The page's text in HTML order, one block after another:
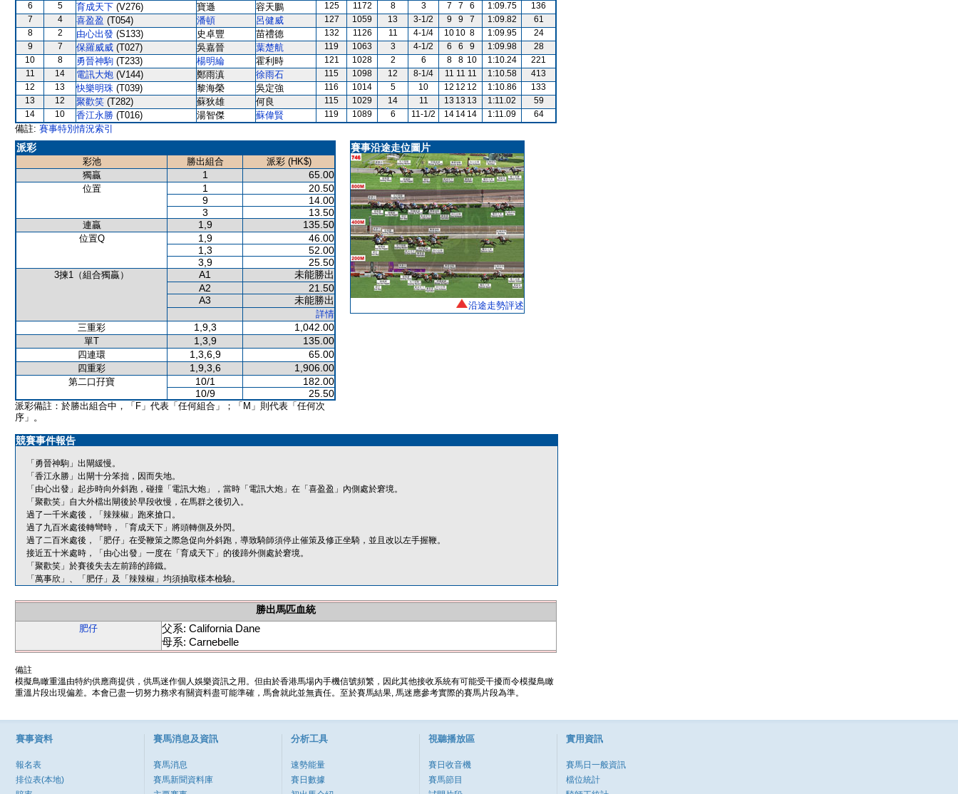
6
5 育成天下 (V276) 寶遜 容天鵬 125 1172 8 3 7 7 6 1:09.75
136
7
4 喜盈盈 (T054) 潘頓 呂健威 127 1059 13 3-1/2 9 9 7 1:09.82
61
8
2 由心出發 (S133) 史卓豐 苗禮德 132 1126 11 4-1/4 10 10 8 1:09.95
24
9
7 保羅威威 (T027) 吳嘉晉 葉楚航 119 1063 3 4-1/2 6 6 9 1:09.98
28
10
8 勇晉神駒 (T233) 楊明綸 霍利時 121 1028 2 6 8 8 10 1:10.24
221
11
14 電訊大炮 (V144) 鄭雨滇 徐雨石 115 1098 12 8-1/4 11 11 11 1:10.58
413
12
13 快樂明珠 (T039) 黎海榮 吳定強 116 1014 5 10 12 12 12 1:10.86
133
13
12 聚歡笑 (T282) 蘇狄雄 何良 115 1029 14 11 13 13 13 1:11.02
59
14
10 香江永勝 (T016) 湯智傑 蘇偉賢 119 1089 6 11-1/2 14 14 14 1:11.09 64
備註: 賽事特別情況索引
派彩
彩池 勝出組合
派彩 (HK$)
獨贏
1 65.00
位置 1
20.50
9
14.00
3
13.50
連贏 1,9 135.50
位置Q 1,9
46.00
1,3
52.00
3,9
25.50
3揀1（組合獨贏） A1
未能勝出
A2
21.50
A3
未能勝出
詳情
三重彩
1,9,3 1,042.00
單T 1,3,9 135.00
四連環 1,3,6,9 65.00
四重彩 1,9,3,6 1,906.00
第二口孖寶 10/1
182.00
10/9
25.50
派彩備註：於勝出組合中，「F」代表「任何組合」；「M」則代表「任何次
序」。
賽事沿途走位圖片
沿途走勢評述
競賽事件報告
「勇晉神駒」出閘緩慢。
「香江永勝」出閘十分笨拙，因而失地。
「由心出發」起步時向外斜跑，碰撞「電訊大炮」，當時「電訊大炮」在「喜盈盈」內側處於窘境。
「聚歡笑」自大外檔出閘後於早段收慢，在馬群之後切入。
過了一千米處後，「辣辣椒」跑來搶口。
過了九百米處後轉彎時，「育成天下」將頭轉側及外閃。
過了二百米處後，「肥仔」在受鞭策之際急促向外斜跑，導致騎師須停止催策及修正坐騎，並且改以左手握鞭。
接近五十米處時，「由心出發」一度在「育成天下」的後蹄外側處於窘境。
「聚歡笑」於賽後失去左前蹄的蹄鐵。
「萬事欣」、「肥仔」及「辣辣椒」均須抽取樣本檢驗。
勝出馬匹血統
肥仔
父系: California Dane
母系: Carnebelle
備註
模擬鳥瞰重溫由特約供應商提供，供馬迷作個人娛樂資訊之用。但由於香港馬場內手機信號頻繁，因此其他接收系統有可能受干擾而令模擬鳥瞰
重溫片段出現偏差。本會已盡一切努力務求有關資料盡可能準確，馬會就此並無責任。至於賽馬結果, 馬迷應參考實際的賽馬片段為準。
賽事資料
報名表
排位表(本地)
賽馬消息及資訊
賽馬消息
賽馬新聞資料庫
分析工具
速勢能量
賽日數據
視聽播放區
賽日收音機
賽馬節目
實用資訊
賽馬日一般資訊
檔位統計